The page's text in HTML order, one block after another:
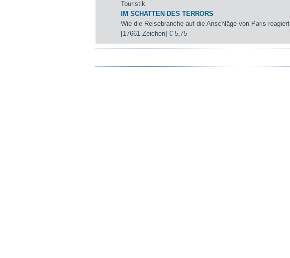
Touristik
IM SCHATTEN DES TERRORS
Wie die Reisebranche auf die Anschläge von Paris reagiert
[17661 Zeichen]€ 5,75